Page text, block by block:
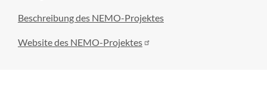
Beschreibung des NEMO-Projektes
Website des NEMO-Projektes